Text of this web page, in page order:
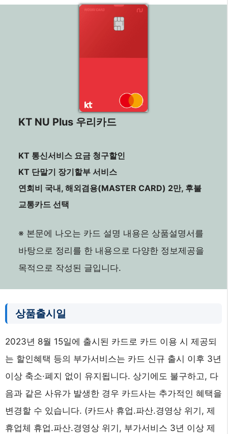
KT NU Plus 우리카드
KT 통신서비스 요금 청구할인
KT 단말기 장기할부 서비스
연회비 국내, 해외겸용(MASTER CARD) 2만, 후불
교통카드 선택
※ 본문에 나오는 카드 설명 내용은 상품설명서를
바탕으로 정리를 한 내용으로 다양한 정보제공을
목적으로 작성된 글입니다.
상품출시일
2023년 8월 15일에 출시된 카드로 카드 이용 시 제공되
는 할인혜택 등의 부가서비스는 카드 신규 출시 이후 3년
이상 축소·폐지 없이 유지됩니다. 상기에도 불구하고, 다
음과 같은 사유가 발생한 경우 카드사는 추가적인 혜택을
변경할 수 있습니다. (카드사 휴업.파산.경영상 위기, 제
휴업체 휴업.파산.경영상 위기, 부가서비스 3년 이상 제